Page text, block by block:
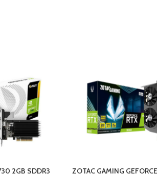
2GB SDDR3
ZOTAC GAMING